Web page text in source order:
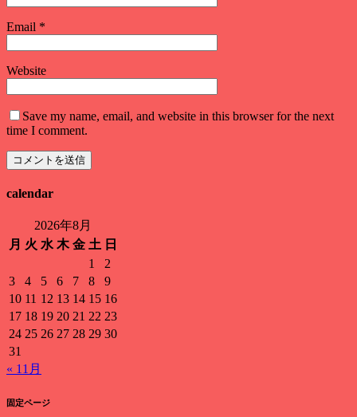
Email *
Website
Save my name, email, and website in this browser for the next
time I comment.
calendar
2026年8月
月 火 水 木 金 土 日
1
2
3
4 5 6 7 8
9
10 11 12 13 14 15 16
17 18 19 20 21 22 23
24 25 26 27 28 29 30
31
« 11月
固定ページ